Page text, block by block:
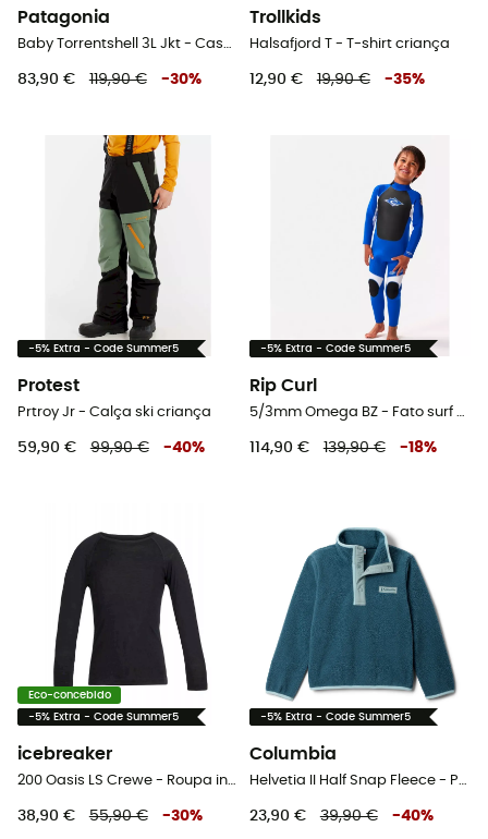
Patagonia
Baby Torrentshell 3L Jkt - Casaco impermeável criança
83,90 € 119,90 € -30%
Trollkids
Halsafjord T - T-shirt criança
12,90 € 19,90 € -35%
-5% Extra - Code Summer5
Protest
Prtroy Jr - Calça ski criança
59,90 € 99,90 € -40%
-5% Extra - Code Summer5
Rip Curl
5/3mm Omega BZ - Fato surf criança
114,90 € 139,90 € -18%
Eco-concebido
-5% Extra - Code Summer5
icebreaker
200 Oasis LS Crewe - Roupa interior de lã merino criança
38,90 € 55,90 € -30%
-5% Extra - Code Summer5
Columbia
Helvetia II Half Snap Fleece - Polar criança
23,90 € 39,90 € -40%